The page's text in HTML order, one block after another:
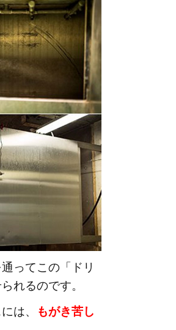
ってこの「ドリ
れるのです。
は、
もがき苦し